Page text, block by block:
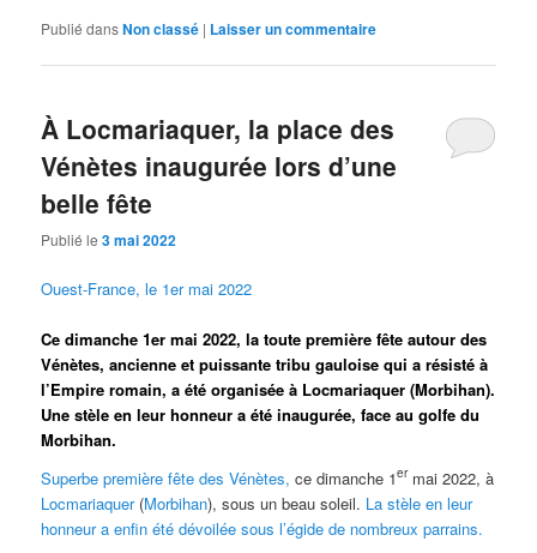
Publié dansNon classé | Laisser un commentaire
À Locmariaquer, la place des
Vénètes inaugurée lors d’une
belle fête
Publié le3 mai 2022
Ouest-France, le 1er mai 2022
Ce dimanche 1er mai 2022, la toute première fête autour des
Vénètes, ancienne et puissante tribu gauloise qui a résisté à
l’Empire romain, a été organisée à Locmariaquer (Morbihan).
Une stèle en leur honneur a été inaugurée, face au golfe du
Morbihan.
Superbe première fête des Vénètes, ce dimanche 1ermai 2022, à
Locmariaquer(Morbihan), sous un beau soleil. La stèle en leur
honneur a enfin été dévoilée sous l’égide de nombreux parrains.